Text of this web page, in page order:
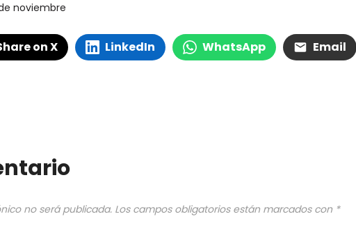
noviembre
on X LinkedIn WhatsApp Email
no será publicada. Los campos obligatorios están marcados con *